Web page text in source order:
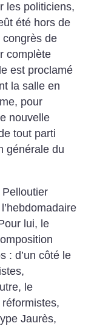
les politiciens,
été hors de
congrès de
complète
est proclamé
la salle en
pour
nouvelle
tout parti
générale du
lui, le
: d’un côté le
le
Jaurès,